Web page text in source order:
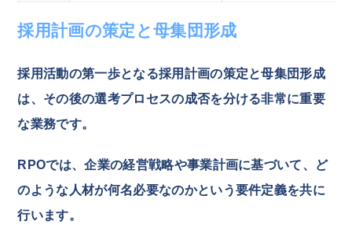
採用計画の策定と母集団形成
採用活動の第一歩となる採用計画の策定と母集団形成
は、その後の選考プロセスの成否を分ける非常に重要
な業務です。
RPOでは、企業の経営戦略や事業計画に基づいて、ど
のような人材が何名必要なのかという要件定義を共に
行います。